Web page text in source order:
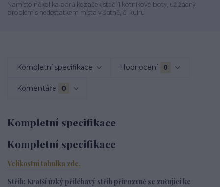
Namísto několika párů kozaček stačí 1 kotníkové boty, už žádný
problém s nedostatkem místa v šatně, či kufru
Kompletní specifikace Hodnocení 0
Komentáře 0
Kompletní specifikace
Kompletní specifikace
Velikostní tabulka zde.
Střih: Kratší úzký přiléhavý střih přirozeně se zužující ke